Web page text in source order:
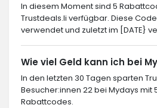
In diesem Moment sind 5
Trustdeals.li verfügbar. Diese
verwendet und zuletzt im [DATE}
Wie viel Geld kann ich bei
In den letzten 30 Tagen sparten
Besucher:innen 22 bei Mydays mit
Rabattcodes.